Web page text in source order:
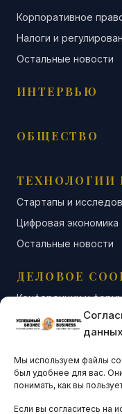
данных
Мы используем файлы
был удобнее для вас.
понимать, как вы
Если вы согласитесь на
Корпоративное
Налоги и
Остальные новости
ИНТЕРВЬЮ
ОБЩЕСТВО
ТЕХНОЛОГИИ
Стартапы и
Цифровая экономика
Остальные новости
ДЕЛОВОЕ
Конференции и
Бизнес-клубы и
Остальные новости
АНАЛИТИКА